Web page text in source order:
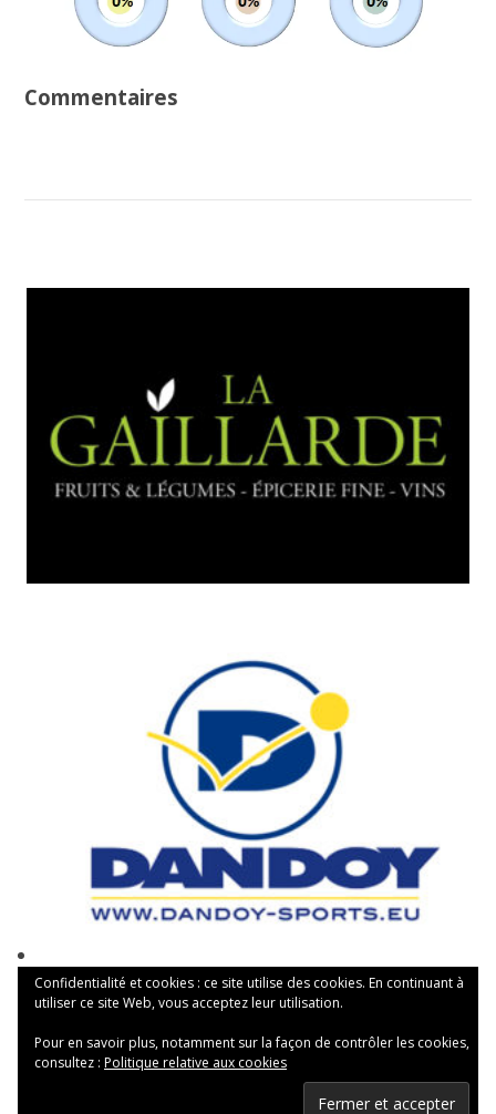
Commentaires
Confidentialité et cookies : ce site utilise des cookies. En continuant à
utiliser ce site Web, vous acceptez leur utilisation.
Pour en savoir plus, notamment sur la façon de contrôler les cookies,
consultez : Politique relative aux cookies